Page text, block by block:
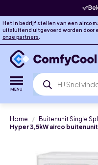
Het in bedrijf stellen van een airco
uitsluitend uitgevoerd worden door
onze partners.
Producten
zoeken
Home Buitenunit Single
Hyper 3,5kW airco buitenunit